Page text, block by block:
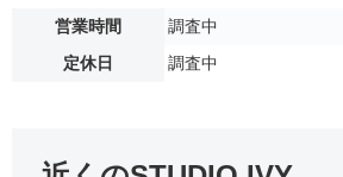
営業時間
調査中
定休日
調査中